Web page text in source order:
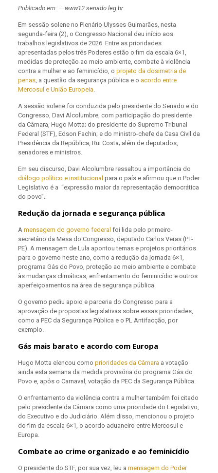
Publicado em: — www12.senado.leg.br
Em sessão solene no Plenário Ulysses Guimarães, nesta
segunda-feira (2), o Congresso Nacional deu início aos
trabalhos legislativos de 2026. Entre as prioridades
apresentadas pelos três Poderes estão o fim da escala 6×1,
medidas de proteção ao meio ambiente, combate à violência
contra a mulher e ao feminicídio, o projeto da dosimetria de
penas, a questão da segurança pública e o acordo entre
Mercosul e União Europeia.
A sessão solene foi conduzida pelo presidente do Senado e do
Congresso, Davi Alcolumbre, com participação do presidente
da Câmara, Hugo Motta; do presidente do Supremo Tribunal
Federal (STF), Edson Fachin; e do ministro-chefe da Casa Civil da
Presidência da República, Rui Costa; além de deputados,
senadores e ministros.
Em seu discurso, Davi Alcolumbre ressaltou a importância do
diálogo político e institucional para o país e afirmou que o Poder
Legislativo é a “expressão maior da representação democrática
do povo”.
Redução da jornada e segurança pública
A mensagem do governo federal foi lida pelo primeiro-
secretário da Mesa do Congresso, deputado Carlos Veras (PT-
PE). A mensagem de Lula apontou temas e projetos prioritários
para o governo neste ano, como a redução da jornada 6×1,
programa Gás do Povo, proteção ao meio ambiente e combate
às mudanças climáticas, enfrentamento do feminicídio e outros
aperfeiçoamentos na área de segurança pública.
O governo pediu apoio e parceria do Congresso para a
aprovação de propostas legislativas sobre essas prioridades,
como a PEC da Segurança Pública e o PL Antifacção, por
exemplo.
Gás mais barato e acordo com Europa
Hugo Motta elencou como prioridades da Câmara a votação
ainda esta semana da medida provisória do programa Gás do
Povo e, após o Carnaval, votação da PEC da Segurança Pública.
O enfrentamento da violência contra a mulher também foi citado
pelo presidente da Câmara como uma prioridade do Legislativo,
do Executivo e do Judiciário. Além disso, mencionou o projeto
do fim da escala 6×1, o acordo aduaneiro entre Mercosul e
Europa.
Combate ao crime organizado e ao feminicídio
O presidente do STF, por sua vez, leu a mensagem do Poder